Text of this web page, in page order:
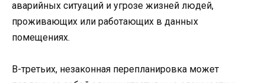
аварийных ситуаций и угрозе жизней людей,
проживающих или работающих в данных
помещениях.
В-третьих, незаконная перепланировка может